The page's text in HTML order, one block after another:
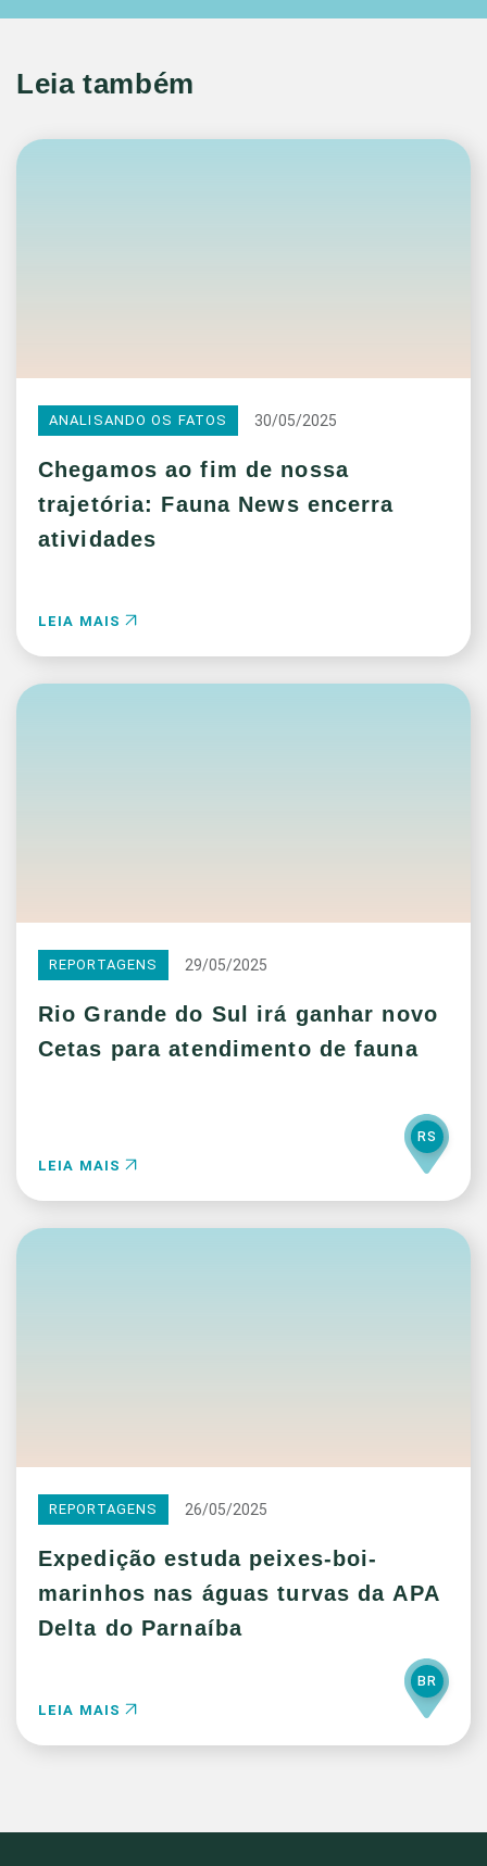
Leia também
ANALISANDO OS FATOS 30/05/2025
Chegamos ao fim de nossa
trajetória: Fauna News encerra
atividades
LEIA MAIS
REPORTAGENS 29/05/2025
Rio Grande do Sul irá ganhar novo
Cetas para atendimento de fauna
LEIA MAIS
RS
REPORTAGENS 26/05/2025
Expedição estuda peixes-boi-
marinhos nas águas turvas da APA
Delta do Parnaíba
LEIA MAIS
BR